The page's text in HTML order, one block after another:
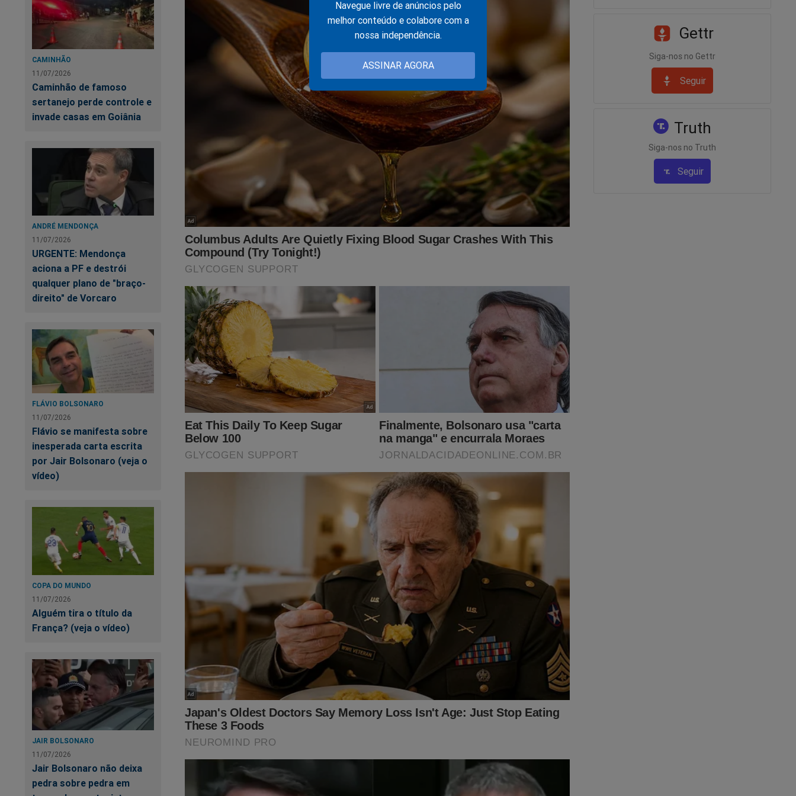
Navegue livre de anúncios pelo
melhor conteúdo e colabore com a
nossa independência.
ASSINAR AGORA
CAMINHÃO
11/07/2026
Caminhão de famoso
sertanejo perde controle e
invade casas em Goiânia
ANDRÉ MENDONÇA
11/07/2026
URGENTE: Mendonça
aciona a PF e destrói
qualquer plano de "braço-
direito" de Vorcaro
FLÁVIO BOLSONARO
11/07/2026
Flávio se manifesta sobre
inesperada carta escrita
por Jair Bolsonaro (veja o
vídeo)
COPA DO MUNDO
11/07/2026
Alguém tira o título da
França? (veja o vídeo)
JAIR BOLSONARO
11/07/2026
Jair Bolsonaro não deixa
pedra sobre pedra em
TRÊS livros
(sobre o STF, Lula e as eleições 2022) por apenas R$ 69,90. Basta clicar no
link abaixo:
https://realiser.com.br/
O próprio Bolsonaro já conhece os livros:
SEU APOIO É MUITO IMPORTANTE! CONTAMOS COM VOCÊ!
Gettr
Siga-nos no Gettr
Seguir
Truth
Siga-nos no Truth
Seguir